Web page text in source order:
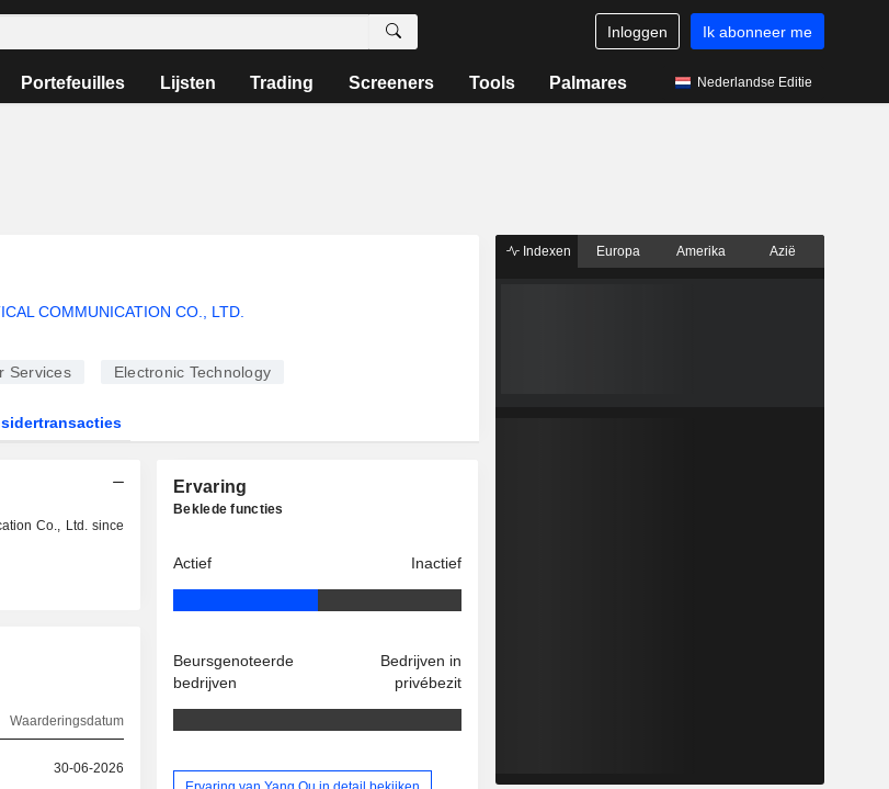
Inloggen Ik abonneer me
Portefeuilles Lijsten Trading Screeners Tools Palmares Nederlandse Editie
COMMUNICATION CO., LTD.
Services Electronic Technology
Co., Ltd. since
Waarderingsdatum
30-06-2026
Ervaring
Beklede functies
Actief Inactief
Beursgenoteerde
bedrijven
Bedrijven in
privébezit
Indexen Europa Amerika Azië